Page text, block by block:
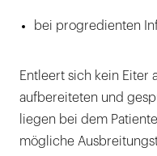
bei progredienten
Entleert sich kein Eiter
aufbereiteten und
liegen bei dem
mögliche